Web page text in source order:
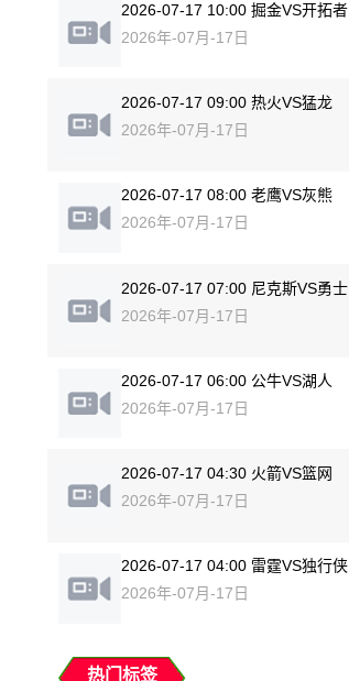
2026-07-17 10:00 掘金VS开拓者
2026年-07月-17日
2026-07-17 09:00 热火VS猛龙
2026年-07月-17日
2026-07-17 08:00 老鹰VS灰熊
2026年-07月-17日
2026-07-17 07:00 尼克斯VS勇士
2026年-07月-17日
2026-07-17 06:00 公牛VS湖人
2026年-07月-17日
2026-07-17 04:30 火箭VS篮网
2026年-07月-17日
2026-07-17 04:00 雷霆VS独行侠
2026年-07月-17日
热门标签